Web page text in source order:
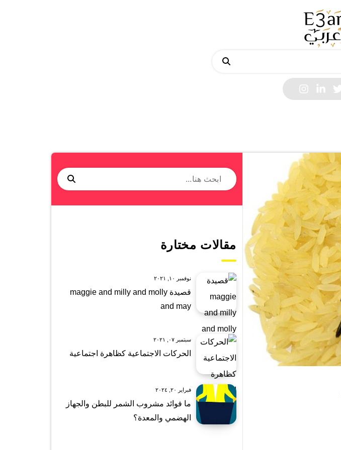
مقالات مختارة
نوفمبر ١٠, ٢٠٢١
قصيدة maggie and milly and molly
and may
سبتمبر ٠٧, ٢٠٢١
الحركات الاجتماعية كظاهرة اجتماعية
فبراير ٢٠, ٢٠٢٤
ما فوائد مشروب الشمر للبطن والجهاز
الهضمي والمعدة؟